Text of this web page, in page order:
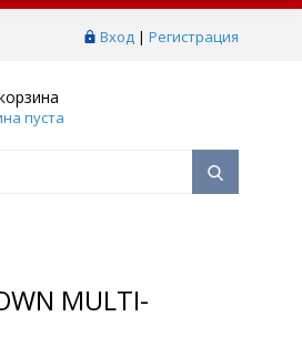
Вход | Регистрация
пуста
MULTI-